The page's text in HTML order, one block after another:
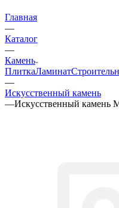
Главная
—
Каталог
—
Камень
ПлиткаЛаминат
—
Искусственный камень
—Искусственный камень